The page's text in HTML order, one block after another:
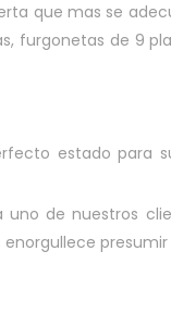
que mas se
furgonetas de 9
estado para
uno de nuestros
presumir